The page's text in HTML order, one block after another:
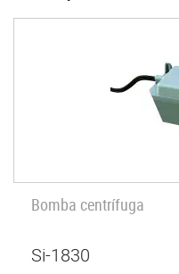
Bomba centrífuga
Si-1830